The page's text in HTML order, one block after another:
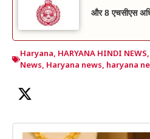
और 8 एचसीएस
Haryana, HARYANA HINDI NEWS,
News, Haryana news, haryana